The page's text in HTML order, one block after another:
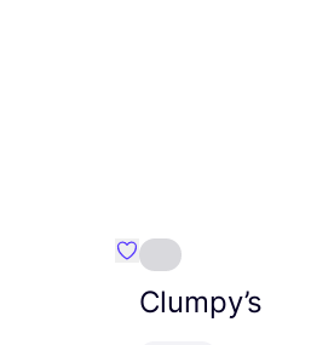
Favoritos {nombre}
Clumpy’s